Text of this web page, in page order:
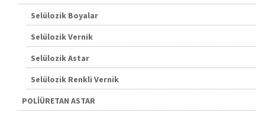
Selülozik Boyalar
Selülozik Vernik
Selülozik Astar
Selülozik Renkli Vernik
POLİÜRETAN ASTAR